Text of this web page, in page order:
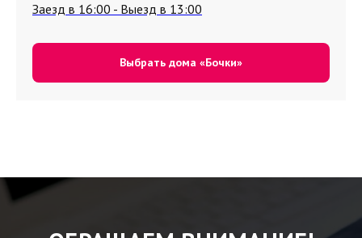
Заезд в 16:00 - Выезд в 13:00
Выбрать дома «Бочки»